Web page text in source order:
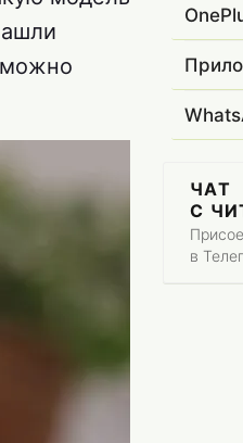
можно
ЧАТ
С
в